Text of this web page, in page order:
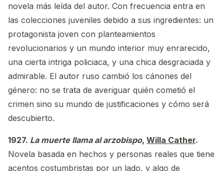
novela más leída del autor. Con frecuencia entra en
las colecciones juveniles debido a sus ingredientes: un
protagonista joven con planteamientos
revolucionarios y un mundo interior muy enrarecido,
una cierta intriga policiaca, y una chica desgraciada y
admirable. El autor ruso cambió los cánones del
género: no se trata de averiguar quién cometió el
crimen sino su mundo de justificaciones y cómo será
descubierto.
1927. La muerte llama al arzobispo, Willa Cather.
Novela basada en hechos y personas reales que tiene
acentos costumbristas por un lado, y algo de